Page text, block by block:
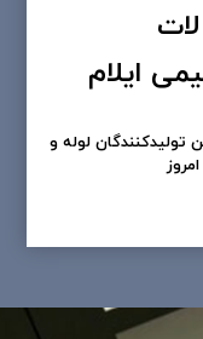
ایلام
لوله و